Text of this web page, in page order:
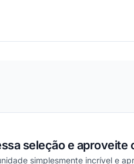
seleção e aproveite
simplesmente incrível e